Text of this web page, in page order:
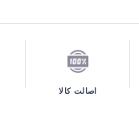
اصالت کالا